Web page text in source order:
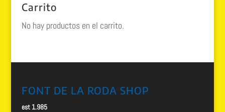
89.99 €.
Carrito
No hay productos en el carrito.
FONT DE LA RODA SHOP
est 1.985